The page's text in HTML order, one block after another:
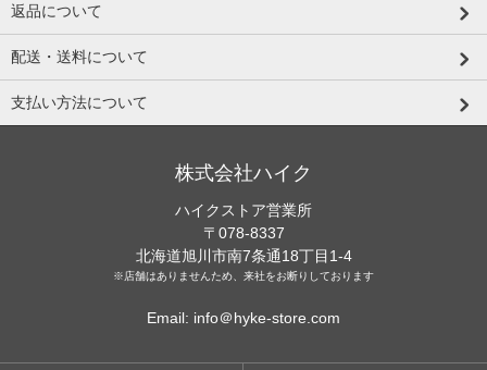
返品について
配送・送料について
支払い方法について
株式会社ハイク
ハイクストア営業所
〒078-8337
北海道旭川市南7条通18丁目1-4
※店舗はありませんため、来社をお断りしております
Email: info＠hyke-store.com